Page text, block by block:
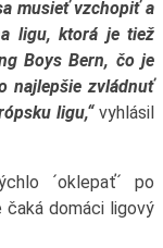
musieť vzchopiť a
ligu, ktorá je tiež
Boys Bern, čo je
najlepšie zvládnuť
ligu,“vyhlásil
´oklepať´ po
domáci ligový